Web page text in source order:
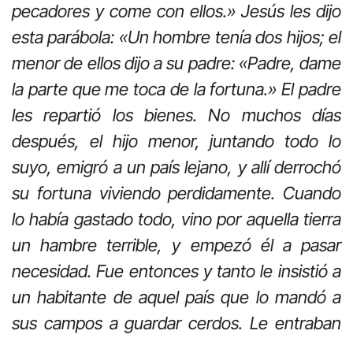
pecadores y come con ellos.» Jesús les dijo
esta parábola: «Un hombre tenía dos hijos; el
menor de ellos dijo a su padre: «Padre, dame
la parte que me toca de la fortuna.» El padre
les repartió los bienes. No muchos días
después, el hijo menor, juntando todo lo
suyo, emigró a un país lejano, y allí derrochó
su fortuna viviendo perdidamente. Cuando
lo había gastado todo, vino por aquella tierra
un hambre terrible, y empezó él a pasar
necesidad. Fue entonces y tanto le insistió a
un habitante de aquel país que lo mandó a
sus campos a guardar cerdos. Le entraban